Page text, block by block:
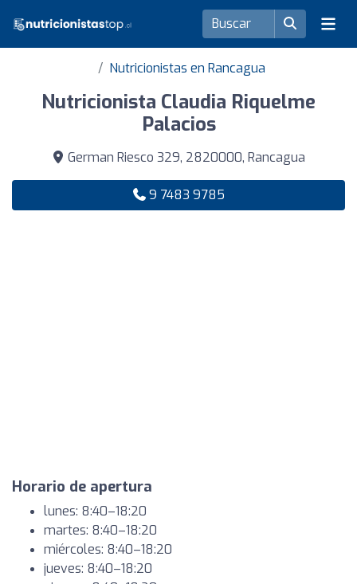
Nutricionistas en Rancagua
Nutricionista Claudia Riquelme
Palacios
German Riesco 329, 2820000, Rancagua
9 7483 9785
Horario de apertura
lunes: 8:40–18:20
martes: 8:40–18:20
miércoles: 8:40–18:20
jueves: 8:40–18:20